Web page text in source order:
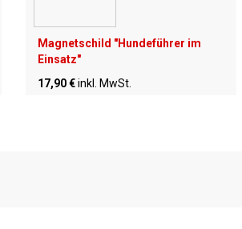
Magnetschild "Hundeführer im
Einsatz"
17,90 €inkl. MwSt.